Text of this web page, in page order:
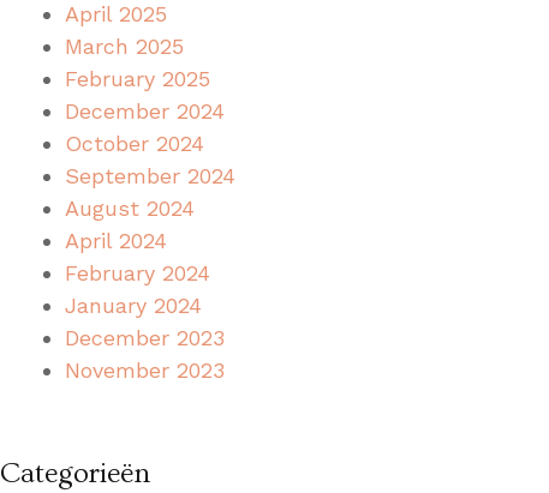
April 2025
March 2025
February 2025
December 2024
October 2024
September 2024
August 2024
April 2024
February 2024
January 2024
December 2023
November 2023
Categorieën